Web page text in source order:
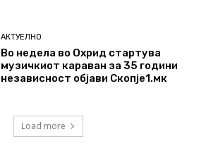
АКТУЕЛНО
Во недела во Охрид стартува
музичкиот караван за 35 години
независност објави Скопје1.мк
Load more